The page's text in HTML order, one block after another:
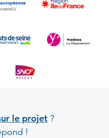
le projet ?
!